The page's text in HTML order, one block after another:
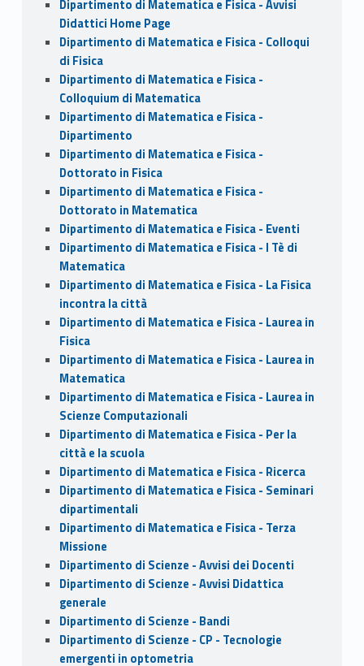
Dipartimento di Matematica e Fisica - Avvisi
Didattici Home Page
Dipartimento di Matematica e Fisica - Colloqui
di Fisica
Dipartimento di Matematica e Fisica -
Colloquium di Matematica
Dipartimento di Matematica e Fisica -
Dipartimento
Dipartimento di Matematica e Fisica -
Dottorato in Fisica
Dipartimento di Matematica e Fisica -
Dottorato in Matematica
Dipartimento di Matematica e Fisica - Eventi
Dipartimento di Matematica e Fisica - I Tè di
Matematica
Dipartimento di Matematica e Fisica - La Fisica
incontra la città
Dipartimento di Matematica e Fisica - Laurea in
Fisica
Dipartimento di Matematica e Fisica - Laurea in
Matematica
Dipartimento di Matematica e Fisica - Laurea in
Scienze Computazionali
Dipartimento di Matematica e Fisica - Per la
città e la scuola
Dipartimento di Matematica e Fisica - Ricerca
Dipartimento di Matematica e Fisica - Seminari
dipartimentali
Dipartimento di Matematica e Fisica - Terza
Missione
Dipartimento di Scienze - Avvisi dei Docenti
Dipartimento di Scienze - Avvisi Didattica
generale
Dipartimento di Scienze - Bandi
Dipartimento di Scienze - CP - Tecnologie
emergenti in optometria